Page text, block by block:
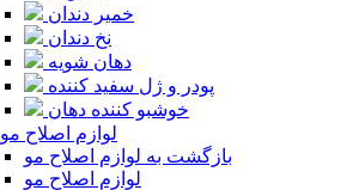
خمیر دندان
نخ دندان
دهان شویه
پودر و ژل سفید کننده
خوشبو کننده دهان
لوازم اصلاح مو
بازگشت به لوازم اصلاح مو
لوازم اصلاح مو